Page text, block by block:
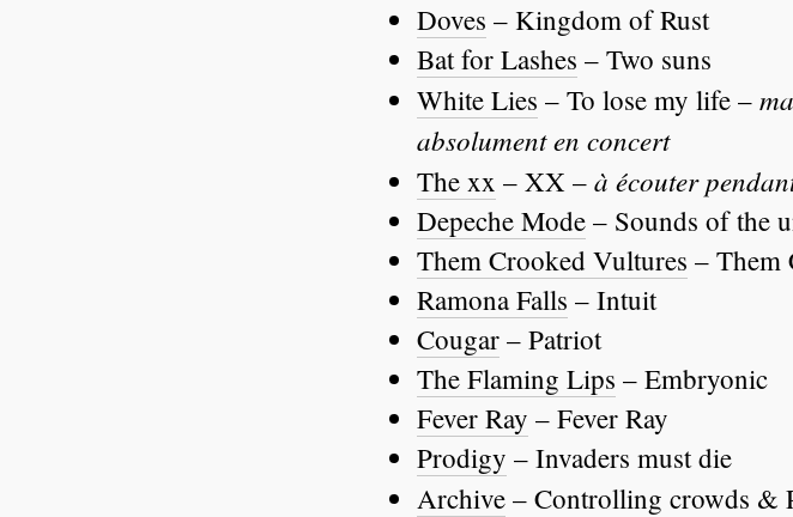
Doves – Kingdom of Rust
Bat for Lashes – Two suns
White Lies – To lose my life –
absolument en concert
The xx – XX – à écouter
Depeche Mode – Sounds of the
Them Crooked Vultures – Them
Ramona Falls – Intuit
Cougar – Patriot
The Flaming Lips – Embryonic
Fever Ray – Fever Ray
Prodigy – Invaders must die
Archive – Controlling crowds &